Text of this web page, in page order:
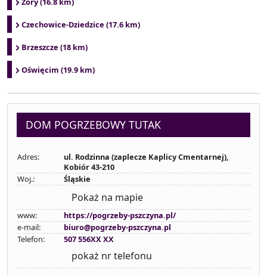
Czechowice-Dziedzice (17.6 km)
Brzeszcze (18 km)
Oświęcim (19.9 km)
DOM POGRZEBOWY TUTAK
Adres:
ul. Rodzinna (zaplecze Kaplicy Cmentarnej),
Kobiór 43-210
Woj.:
Śląskie
Pokaż na mapie
www:
https://pogrzeby-pszczyna.pl/
e-mail:
biuro@pogrzeby-pszczyna.pl
Telefon:
507 556XX XX
pokaż nr telefonu